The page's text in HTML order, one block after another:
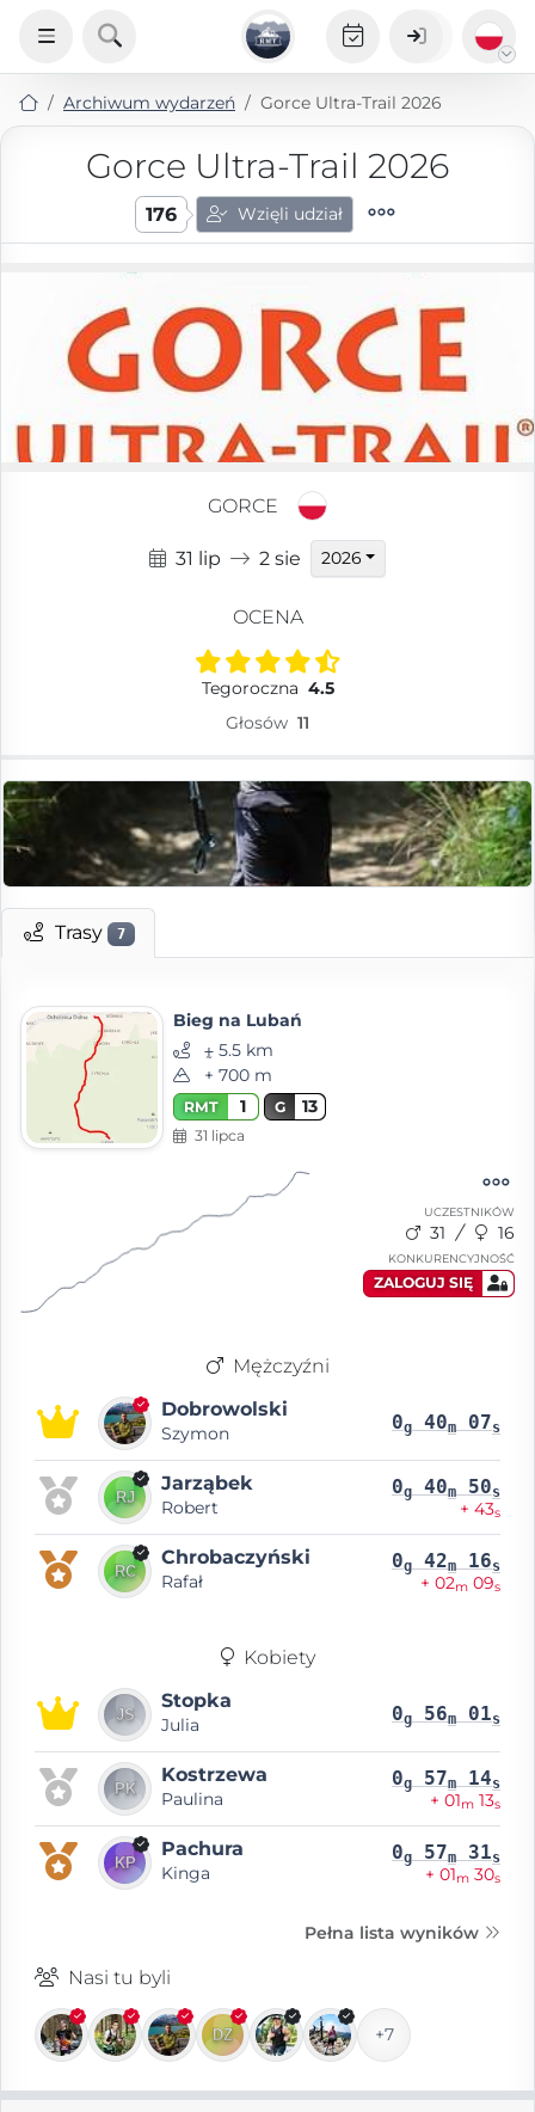
Archiwum wydarzeń Gorce Ultra-Trail 2026
Gorce Ultra-Trail 2026
176 Wzięli udział
GORCE
31 lip 2 sie 2026
OCENA
Tegoroczna 4.5
Głosów 11
Trasy 7
Bieg na Lubań
⨦ 5.5 km
+ 700 m
RMT 1 G 13
31 lipca
UCZESTNIKÓW
31 16
KONKURENCYJNOŚĆ
ZALOGUJ SIĘ
Mężczyźni
Dobrowolski
Szymon 0g 40m 07s
Jarząbek
Robert
0g 40m 50s
+ 43s
Chrobaczyński
Rafał
0g 42m 16s
+ 02m 09s
Kobiety
Stopka
Julia 0g 56m 01s
Kostrzewa
Paulina
0g 57m 14s
+ 01m 13s
Pachura
Kinga
0g 57m 31s
+ 01m 30s
Pełna lista wyników
Nasi tu byli
+7